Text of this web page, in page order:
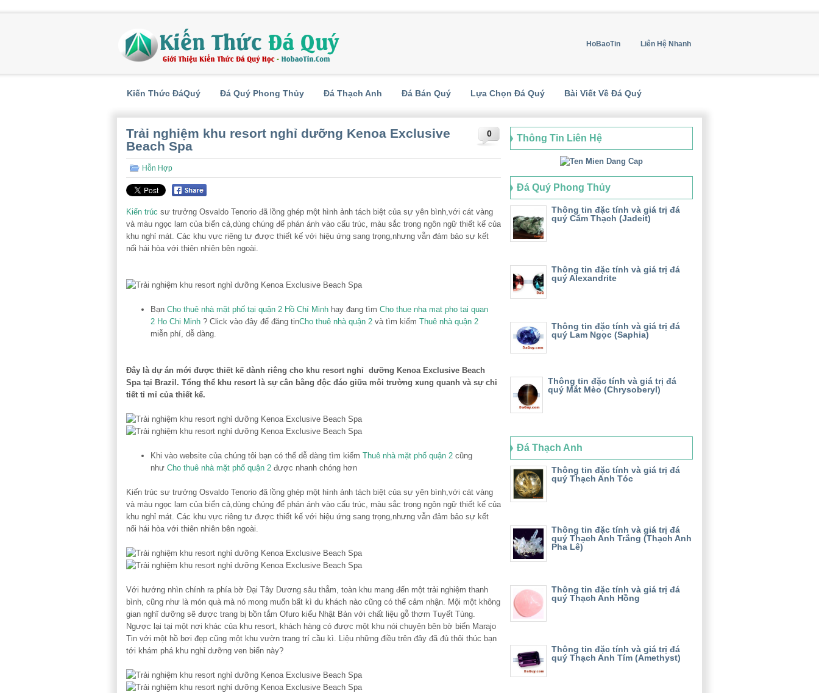
HoBaoTin Liên Hệ Nhanh
Kiến Thức ĐáQuý Đá Quý Phong Thủy Đá Thạch Anh Đá Bán Quý Lựa Chọn Đá Quý Bài Viết Về Đá Quý
0
Trải nghiệm khu resort nghỉ dưỡng Kenoa Exclusive
Beach Spa
Hỗn Hợp
Kiến trúc sư trưởng Osvaldo Tenorio đã lồng ghép một hình ảnh tách biệt của sự yên bình,với cát vàng
và màu ngọc lam của biển cả,dùng chúng để phán ánh vào cấu trúc, màu sắc trong ngôn ngữ thiết kế của
khu nghỉ mát. Các khu vực riêng tư được thiết kế với hiệu ứng sang trọng,nhưng vẫn đảm bảo sự kết
nối hái hòa với thiên nhiên bên ngoài.
Bạn Cho thuê nhà mặt phố tại quận 2 Hồ Chí Minh hay đang tìm Cho thue nha mat pho tai quan
2 Ho Chi Minh ? Click vào đây để đăng tinCho thuê nhà quận 2 và tìm kiếm Thuê nhà quận 2
miễn phí, dễ dàng.
Đây là dự án mới được thiết kế dành riêng cho khu resort nghỉ dưỡng Kenoa Exclusive Beach
Spa tại Brazil. Tổng thể khu resort là sự cân bằng độc đáo giữa môi trường xung quanh và sự chi
tiết tỉ mỉ của thiết kế.
Khi vào website của chúng tôi bạn có thể dễ dàng tìm kiếm Thuê nhà mặt phố quận 2 cũng
như Cho thuê nhà mặt phố quận 2 được nhanh chóng hơn
Kiến trúc sư trưởng Osvaldo Tenorio đã lồng ghép một hình ảnh tách biệt của sự yên bình,với cát vàng
và màu ngọc lam của biển cả,dùng chúng để phán ánh vào cấu trúc, màu sắc trong ngôn ngữ thiết kế của
khu nghỉ mát. Các khu vực riêng tư được thiết kế với hiệu ứng sang trọng,nhưng vẫn đảm bảo sự kết
nối hái hòa với thiên nhiên bên ngoài.
Với hướng nhìn chính ra phía bờ Đại Tây Dương sâu thẳm, toàn khu mang đến một trải nghiệm thanh
bình, cũng như là món quà mà nó mong muốn bất kì du khách nào cũng có thể cảm nhận. Mội một không
gian nghĩ dưỡng sẽ được trang bị bồn tắm Ofuro kiểu Nhật Bản với chất liệu gỗ thơm Tuyết Tùng.
Ngược lại tại một nơi khác của khu resort, khách hàng có được một khu nói chuyện bên bờ biển Marajo
Tin với một hồ bơi đẹp cũng một khu vườn trang trí cầu kì. Liệu những điều trên đây đã đủ thôi thúc bạn
tới khám phá khu nghỉ dưỡng ven biển này?
Thông Tin Liên Hệ
Đá Quý Phong Thủy
Thông tin đặc tính và giá trị đá
quý Cẩm Thạch (Jadeit)
Thông tin đặc tính và giá trị đá
quý Alexandrite
Thông tin đặc tính và giá trị đá
quý Lam Ngọc (Saphia)
Thông tin đặc tính và giá trị đá
quý Mắt Mèo (Chrysoberyl)
Đá Thạch Anh
Thông tin đặc tính và giá trị đá
quý Thạch Anh Tóc
Thông tin đặc tính và giá trị đá
quý Thạch Anh Trắng (Thạch Anh
Pha Lê)
Thông tin đặc tính và giá trị đá
quý Thạch Anh Hồng
Thông tin đặc tính và giá trị đá
quý Thạch Anh Tím (Amethyst)